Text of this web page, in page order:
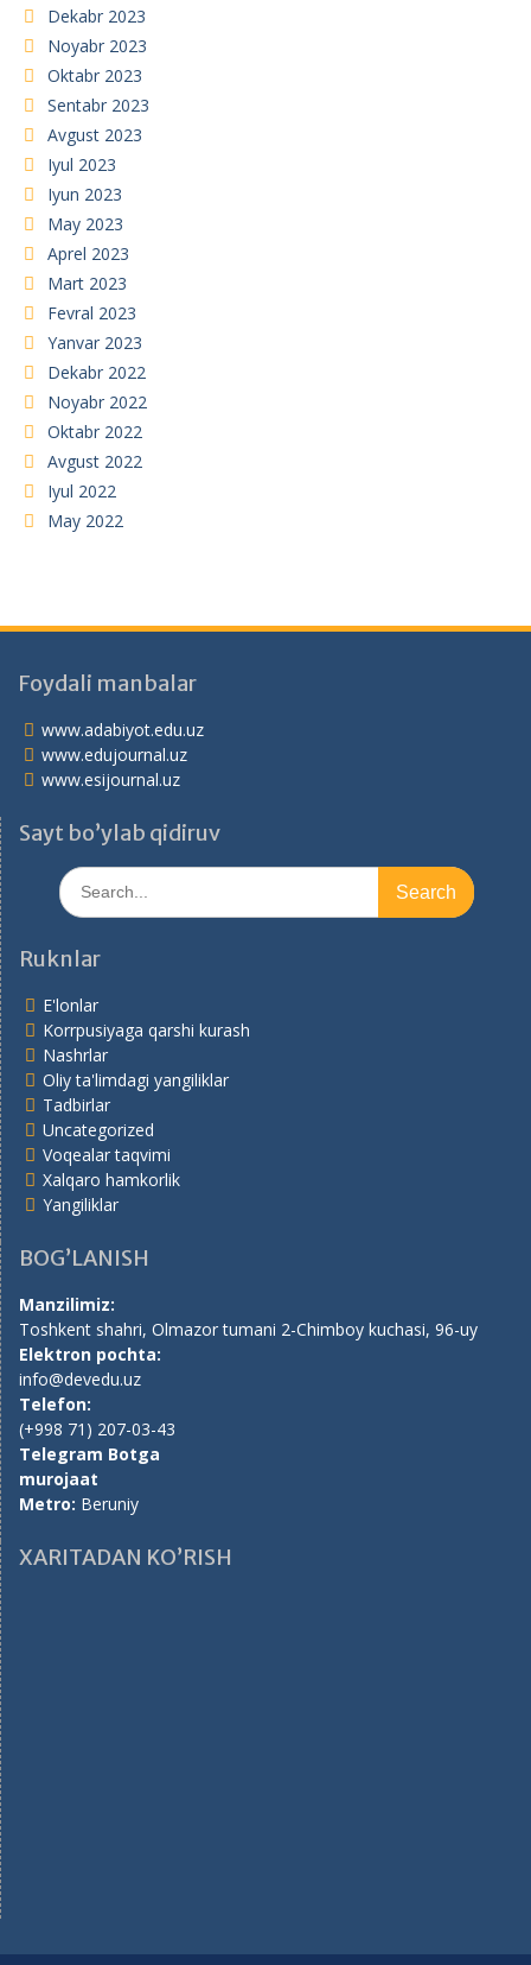
Dekabr 2023
Noyabr 2023
Oktabr 2023
Sentabr 2023
Avgust 2023
Iyul 2023
Iyun 2023
May 2023
Aprel 2023
Mart 2023
Fevral 2023
Yanvar 2023
Dekabr 2022
Noyabr 2022
Oktabr 2022
Avgust 2022
Iyul 2022
May 2022
Foydali manbalar
www.adabiyot.edu.uz
www.edujournal.uz
www.esijournal.uz
Sayt bo’ylab qidiruv
Search
for:
Ruknlar
E'lonlar
Korrpusiyaga qarshi kurash
Nashrlar
Oliy ta'limdagi yangiliklar
Tadbirlar
Uncategorized
Voqealar taqvimi
Xalqaro hamkorlik
Yangiliklar
BOG’LANISH
Manzilimiz:
Toshkent shahri, Olmazor tumani 2-Chimboy kuchasi, 96-uy
Elektron pochta:
info@devedu.uz
Telefon:
(+998 71) 207-03-43
Telegram Botga
murojaat
Metro: Beruniy
XARITADAN KO’RISH